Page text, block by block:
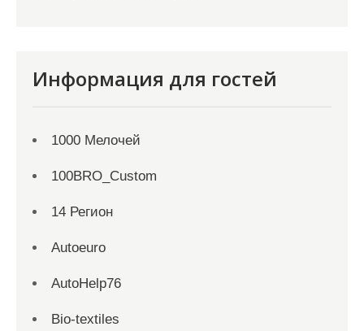
Информация для гостей
1000 Мелочей
100BRO_Custom
14 Регион
Autoeuro
AutoHelp76
Bio-textiles